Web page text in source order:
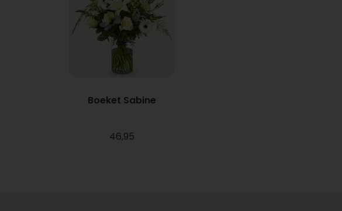
Boeket Sabine
46,95